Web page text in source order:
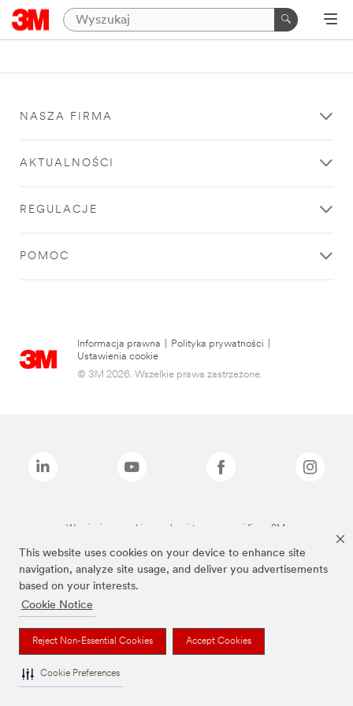
This website uses cookies on your device to enhance site
navigation, analyze site usage, and deliver you advertisements
based on your interests.
Cookie Notice
Reject Non-Essential Cookies Accept Cookies
Cookie Preferences
NASZA FIRMA
AKTUALNOŚCI
REGULACJE
POMOC
Informacja prawna Polityka prywatności
Ustawienia cookie
© 3M 2026. Wszelkie prawa zastrzeżone.
Wymienione marki są znakami towarowymi firmy 3M.